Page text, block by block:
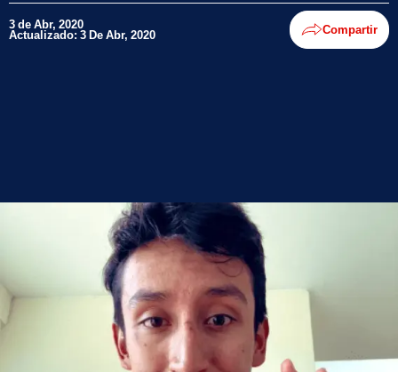
3 de Abr, 2020
Actualizado: 3 De Abr, 2020 Compartir